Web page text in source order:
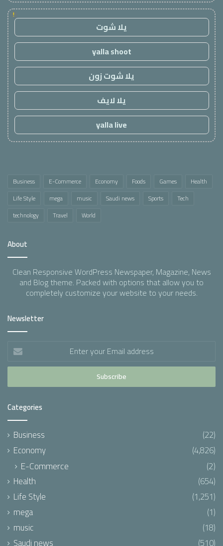
!
يلا شوت
yalla shoot
يلا شوت زون
يلا لايف
yalla live
Business E-Commerce Economy Foods Games
Health
Life Style
mega music Saudi news Sports
Tech
technology
Travel World
About
Clean Responsive WordPress Newspaper, Magazine, News
and Blog theme. Packed with options that allow you to
completely customize your website to your needs.
Newsletter
Enter
your
Email
Categories
Business
(22)
Economy
(4,826)
E-Commerce (2)
Health
(654)
Life Style
(1,251)
mega
(1)
music
(18)
Saudi news
(510)